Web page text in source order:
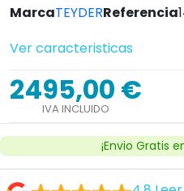
MarcaTEYDERReferencia
Ver caracteristicas
2495,00 €
IVA INCLUIDO
¡Envio Gratis